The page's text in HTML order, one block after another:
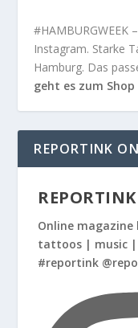
#HAMBURGWEEK
Instagram. Starke
Hamburg. Das
geht es zum Shop
REPORTINK
REPORTINK
Online magazine
tattoos | music
#reportink